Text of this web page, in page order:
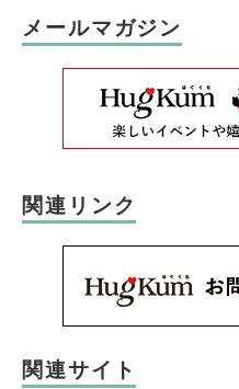
メールマガジン
関連リンク
関連サイト